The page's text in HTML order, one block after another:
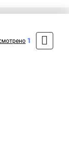
432-43-43
298-43-12
1